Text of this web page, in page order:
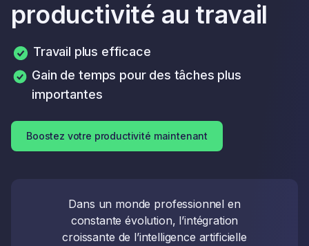
productivité au travail
Travail plus efficace
Gain de temps pour des tâches plus
importantes
Boostez votre productivité maintenant
Dans un monde professionnel en
constante évolution, l’intégration
croissante de l’intelligence artificielle